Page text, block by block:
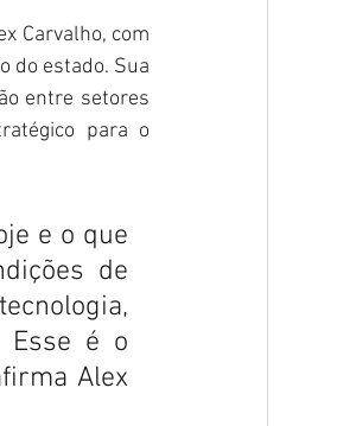
Carvalho, com
do estado. Sua
entre setores
para o
e o que
de
Esse é o
Alex